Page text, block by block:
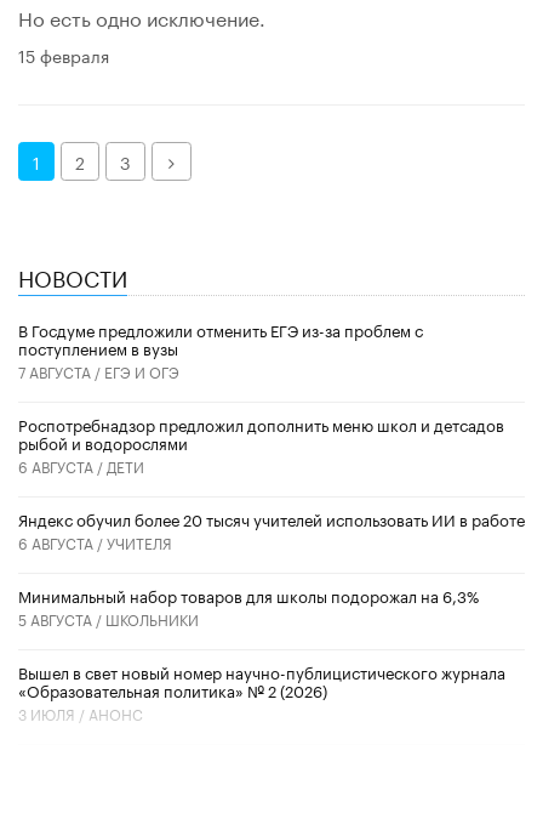
Но есть одно исключение.
15 февраля
1 2 3 Далее
НОВОСТИ
В Госдуме предложили отменить ЕГЭ из-за проблем с
поступлением в вузы
7 АВГУСТА / ЕГЭ И ОГЭ
Роспотребнадзор предложил дополнить меню школ и детсадов
рыбой и водорослями
6 АВГУСТА / ДЕТИ
​Яндекс обучил более 20 тысяч учителей использовать ИИ в работе
6 АВГУСТА /УЧИТЕЛЯ
Минимальный набор товаров для школы подорожал на 6,3%
5 АВГУСТА / ШКОЛЬНИКИ
Вышел в свет новый номер научно-публицистического журнала
«Образовательная политика» № 2 (2026)
3 ИЮЛЯ / АНОНС